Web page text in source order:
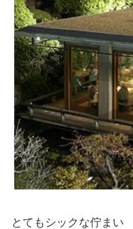
とてもシックな佇まい